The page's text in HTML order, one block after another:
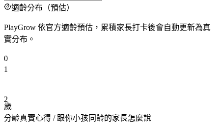
適齡分布（預估）
PlayGrow 依官方適齡預估，累積家長打卡後會自動更新為真
實分布。
0
1
2
歲
分齡真實心得 / 跟你小孩同齡的家長怎麼說